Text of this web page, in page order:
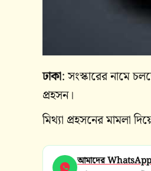
ঢাকা: সংস্কারের নামে
প্রহসন।
মিথ্যা প্রহসনের মামলা
আমাদের